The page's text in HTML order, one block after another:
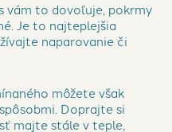
vám to dovoľuje, pokrmy
Je to najteplejšia
naparovanie či
môžete však
Doprajte si
majte stále v teple,